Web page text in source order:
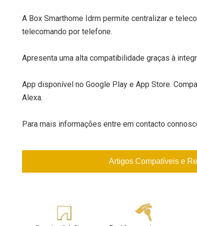
A Box Smarthome Idrm permite centralizar e
telecomando por telefone.
Apresenta uma alta compatibilidade graças à
App disponível no Google Play e App Store.
Alexa.
Para mais informações entre em contacto
Artigos Compatíveis e